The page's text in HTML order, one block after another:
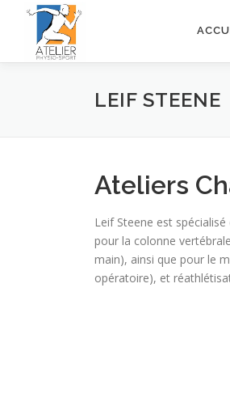
contenu
LEIF STEENE
Ateliers
Leif Steene est
pour la colonne
main), ainsi que pour le
opératoire), et